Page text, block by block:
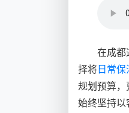
在成都
择将 日常保
规划预算，
始终坚持以